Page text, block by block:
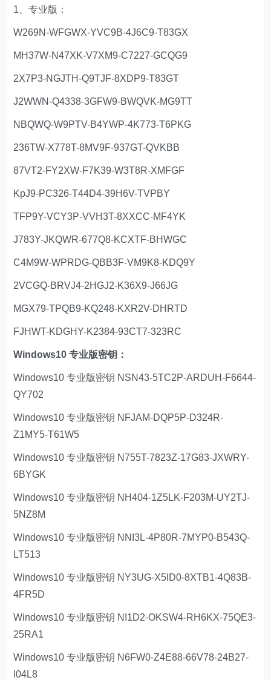
1、专业版：
W269N-WFGWX-YVC9B-4J6C9-T83GX
MH37W-N47XK-V7XM9-C7227-GCQG9
2X7P3-NGJTH-Q9TJF-8XDP9-T83GT
J2WWN-Q4338-3GFW9-BWQVK-MG9TT
NBQWQ-W9PTV-B4YWP-4K773-T6PKG
236TW-X778T-8MV9F-937GT-QVKBB
87VT2-FY2XW-F7K39-W3T8R-XMFGF
KpJ9-PC326-T44D4-39H6V-TVPBY
TFP9Y-VCY3P-VVH3T-8XXCC-MF4YK
J783Y-JKQWR-677Q8-KCXTF-BHWGC
C4M9W-WPRDG-QBB3F-VM9K8-KDQ9Y
2VCGQ-BRVJ4-2HGJ2-K36X9-J66JG
MGX79-TPQB9-KQ248-KXR2V-DHRTD
FJHWT-KDGHY-K2384-93CT7-323RC
Windows10 专业版密钥：
Windows10 专业版密钥 NSN43-5TC2P-ARDUH-F6644-
QY702
Windows10 专业版密钥 NFJAM-DQP5P-D324R-
Z1MY5-T61W5
Windows10 专业版密钥 N755T-7823Z-17G83-JXWRY-
6BYGK
Windows10 专业版密钥 NH404-1Z5LK-F203M-UY2TJ-
5NZ8M
Windows10 专业版密钥 NNI3L-4P80R-7MYP0-B543Q-
LT513
Windows10 专业版密钥 NY3UG-X5ID0-8XTB1-4Q83B-
4FR5D
Windows10 专业版密钥 NI1D2-OKSW4-RH6KX-75QE3-
25RA1
Windows10 专业版密钥 N6FW0-Z4E88-66V78-24B27-
I04L8